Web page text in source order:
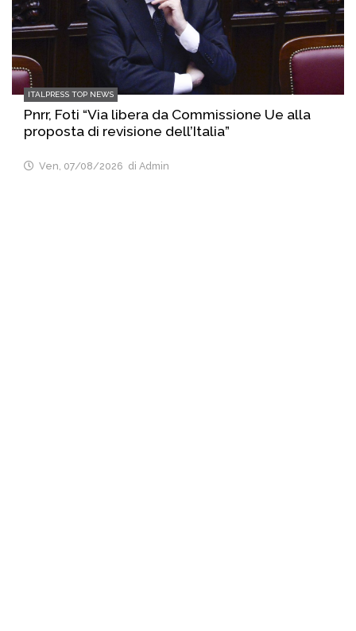
ITALPRESS TOP NEWS
Pnrr, Foti “Via libera da Commissione Ue alla
proposta di revisione dell’Italia”
Ven, 07/08/2026 di Admin